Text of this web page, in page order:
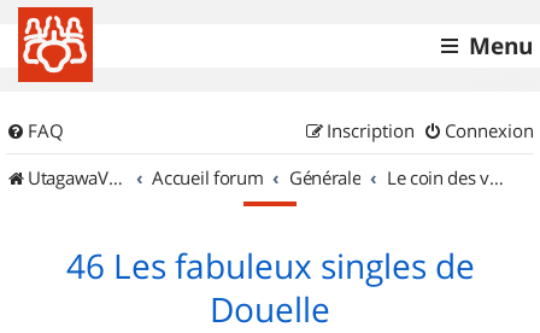
Menu
FAQ Connexion
Inscription
UtagawaVTT (Randos VTT et VTTAE avec traces GPS)
Accueil forum Générale Le coin des vidéastes
46 Les fabuleux singles de
Douelle